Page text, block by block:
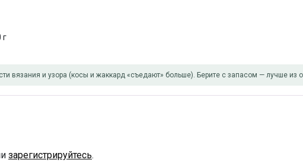
г
вязания и узора (косы и жаккард «съедают» больше). Берите с запасом — лучше из
зарегистрируйтесь.